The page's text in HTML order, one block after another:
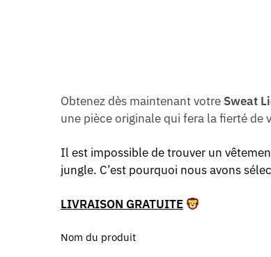
Obtenez dès maintenant votre Sweat
une pièce originale qui fera la fierté de
Il est impossible de trouver un
jungle. C’est pourquoi nous avons
LIVRAISON GRATUITE
Nom du produit